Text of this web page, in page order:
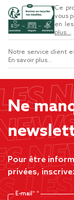
Ce
vous
en
plus....
Notre service client
En savoir plus...
Ne
Pour être
privées,
E-mail*